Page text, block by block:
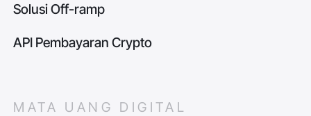
Solusi Off-ramp
API Pembayaran Crypto
MATA UANG DIGITAL